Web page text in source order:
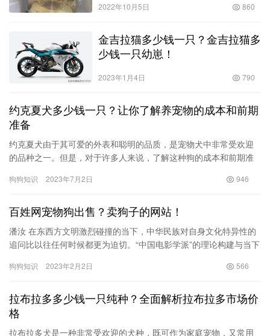
2022年10月5日 860
金吉拉猫多少钱一只？金吉拉猫多
少钱一只幼崽！
2023年1月4日 790
约克夏犬多少钱一只？让你了解养宠物的成本和前期
准备
约克夏犬由于其可爱的外表和聪明的品质，是宠物犬中非常受欢迎
的品种之一。但是，对于许多人来说，了解这种狗的成本和前期准
买一只…
狗狗知识 2023年7月2日 946
百姓网宠物狗出售？卖狗子的网站！
潘汝 在东西方文明激烈碰撞的当下，中华民族对自身文化特异性的
追问比以往任何时候都更为迫切。“中国电影学派”的理论构建与当下
体…
狗狗知识 2023年2月2日 566
拉布拉多多少钱一只纯种？全面解析拉布拉多市场价
格
拉布拉多犬是一种非常受欢迎的犬种，既可作为家庭宠物，又常用